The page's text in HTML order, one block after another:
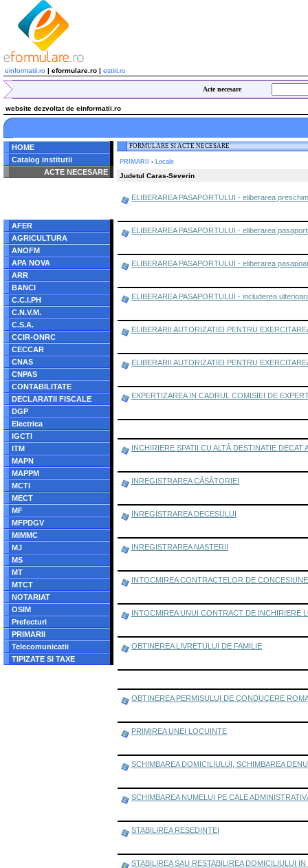
einformatii.ro | eformulare.ro | estiri.ro
Acte necesare
website dezvoltat de einformatii.ro
HOME
Catalog institutii
ACTE NECESARE
/home/eformulare.ro/public_html/navigare/stanga.php
AFER
AGRICULTURA
ANOFM
APA NOVA
ARR
BANCI
C.C.I.PH
C.N.V.M.
C.S.A.
CCIR-ONRC
CECCAR
CNAS
CNPAS
CONTABILITATE
DECLARATII FISCALE
DGP
Electrica
IGCTI
ITM
MAPN
MAPPM
MCTI
MECT
MF
MFPDGV
MIMMC
MJ
MS
MT
MTCT
NOTARIAT
OSIM
Prefecturi
PRIMARII
Telecomunicatii
TIPIZATE SI TAXE
FORMULARE SI ACTE NECESARE
PRIMARII - Locale
Judetul Caras-Severin
ELIBERAREA PASAPORTULUI - eliberarea
ELIBERAREA PASAPORTULUI - eliberarea
ELIBERAREA PASAPORTULUI - eliberarea
ELIBERAREA PASAPORTULUI - includerea
ELIBERARII AUTORIZATIEI PENTRU
ELIBERARII AUTORIZATIEI PENTRU
EXPERTIZAREA IN CADRUL COMISIEI DE
INCHIRIERE SPATII CU ALTĂ DESTINATIE DECAT
INREGISTRAREA CĂSĂTORIEI
INREGISTRAREA DECESULUI
INREGISTRAREA NASTERII
INTOCMIREA CONTRACTELOR DE CONCESIUNE
INTOCMIREA UNUI CONTRACT DE INCHIRIERE
OBTINEREA LIVRETULUI DE FAMILIE
OBTINEREA PERMISULUI DE CONDUCERE
PRIMIREA UNEI LOCUINTE
SCHIMBAREA DOMICILIULUI, SCHIMBAREA
SCHIMBAREA NUMELUI PE CALE
STABILIREA RESEDINTEI
STABILIREA SAU RESTABILIREA DOMICILIULUI